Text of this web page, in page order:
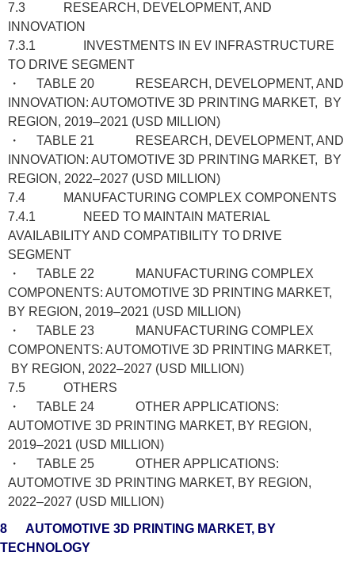
7.3 RESEARCH, DEVELOPMENT, AND
INNOVATION
7.3.1 INVESTMENTS IN EV INFRASTRUCTURE
TO DRIVE SEGMENT
・ TABLE 20 RESEARCH, DEVELOPMENT, AND
INNOVATION: AUTOMOTIVE 3D PRINTING MARKET, BY
REGION, 2019–2021 (USD MILLION)
・ TABLE 21 RESEARCH, DEVELOPMENT, AND
INNOVATION: AUTOMOTIVE 3D PRINTING MARKET, BY
REGION, 2022–2027 (USD MILLION)
7.4 MANUFACTURING COMPLEX COMPONENTS
7.4.1 NEED TO MAINTAIN MATERIAL
AVAILABILITY AND COMPATIBILITY TO DRIVE
SEGMENT
・ TABLE 22 MANUFACTURING COMPLEX
COMPONENTS: AUTOMOTIVE 3D PRINTING MARKET,
BY REGION, 2019–2021 (USD MILLION)
・ TABLE 23 MANUFACTURING COMPLEX
COMPONENTS: AUTOMOTIVE 3D PRINTING MARKET,
BY REGION, 2022–2027 (USD MILLION)
7.5 OTHERS
・ TABLE 24 OTHER APPLICATIONS:
AUTOMOTIVE 3D PRINTING MARKET, BY REGION,
2019–2021 (USD MILLION)
・ TABLE 25 OTHER APPLICATIONS:
AUTOMOTIVE 3D PRINTING MARKET, BY REGION,
2022–2027 (USD MILLION)
8 AUTOMOTIVE 3D PRINTING MARKET, BY
TECHNOLOGY